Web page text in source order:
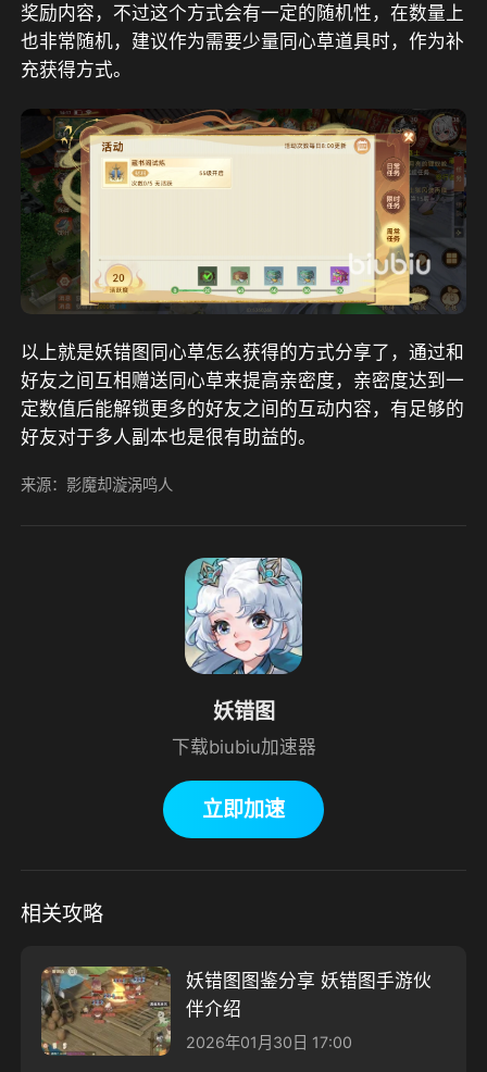
奖励内容，不过这个方式会有一定的随机性，在数量上
也非常随机，建议作为需要少量同心草道具时，作为补
充获得方式。
以上就是妖错图同心草怎么获得的方式分享了，通过和
好友之间互相赠送同心草来提高亲密度，亲密度达到一
定数值后能解锁更多的好友之间的互动内容，有足够的
好友对于多人副本也是很有助益的。
来源：影魔却漩涡鸣人
妖错图
下载biubiu加速器
立即加速
相关攻略
妖错图图鉴分享 妖错图手游伙
伴介绍
2026年01月30日 17:00